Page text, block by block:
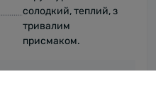
солодкий, теплий, з
тривалим
присмаком.